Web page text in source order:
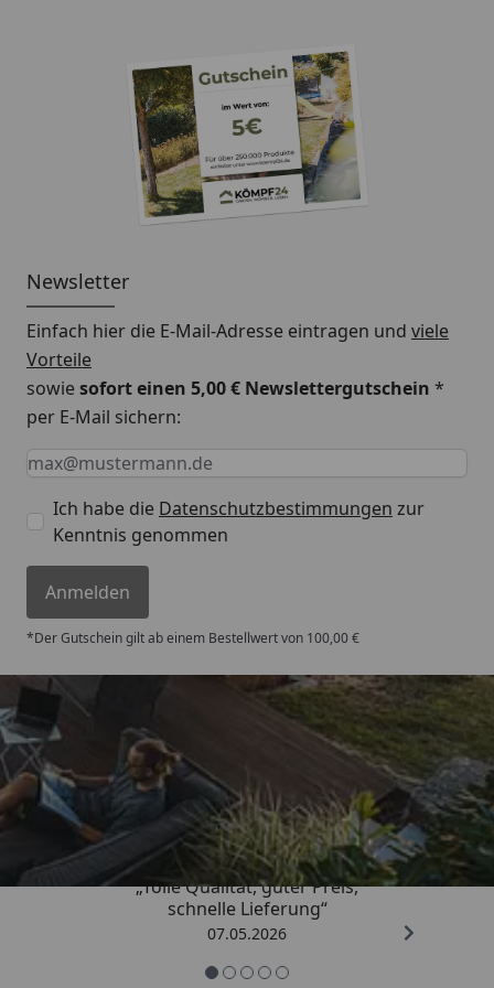
des Regenwassers von Ihrem Dach!
Newsletter
Einfach hier die E-Mail-Adresse eintragen und viele
Vorteile
sowiesofort einen 5,00 € Newslettergutschein *
per E-Mail sichern:
Keine Eingabe erforderlich
Eingabe erforderlich
E-Mail *
Ich habe die Datenschutzbestimmungen zur
Kenntnis genommen
Anmelden
*Der Gutschein gilt ab einem Bestellwert von 100,00 €
Trusted Shops
4,67/ 5
„Tolle Qualität, guter Preis,
schnelle Lieferung“
07.05.2026